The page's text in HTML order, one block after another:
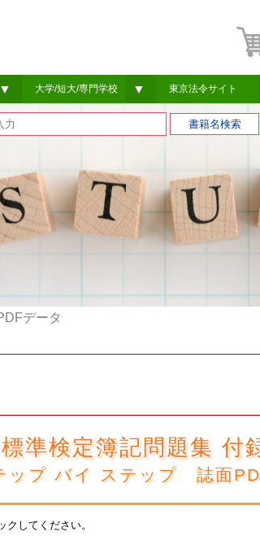
▼ 大学/短大/専門学校 ▼ 東京法令サイト
データ
準検定簿記問題集 付
ップ バイ ステップ 誌面
してください。